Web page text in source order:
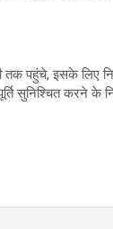
पहुंचे, इसके लिए
सुनिश्चित करने के